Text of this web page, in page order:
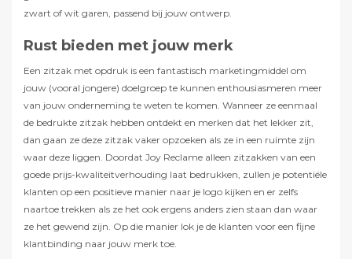
zwart of wit garen, passend bij jouw ontwerp.
Rust bieden met jouw merk
Een zitzak met opdruk is een fantastisch marketingmiddel om
jouw (vooral jongere) doelgroep te kunnen enthousiasmeren meer
van jouw onderneming te weten te komen. Wanneer ze eenmaal
de bedrukte zitzak hebben ontdekt en merken dat het lekker zit,
dan gaan ze deze zitzak vaker opzoeken als ze in een ruimte zijn
waar deze liggen. Doordat Joy Reclame alleen zitzakken van een
goede prijs-kwaliteitverhouding laat bedrukken, zullen je potentiële
klanten op een positieve manier naar je logo kijken en er zelfs
naartoe trekken als ze het ook ergens anders zien staan dan waar
ze het gewend zijn. Op die manier lok je de klanten voor een fijne
klantbinding naar jouw merk toe.